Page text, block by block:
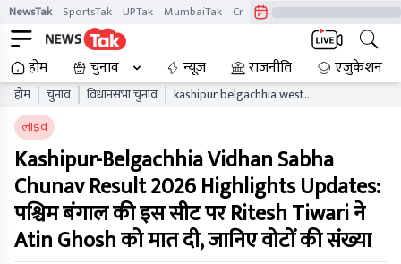
NewsTak SportsTak UPTak MumbaiTak CrimeTak
होम चुनाव न्यूज़ राजनीति एजुकेशन
होम चुनाव विधानसभा चुनाव
kashipur belgachhia west
wbaelb
लाइव
Kashipur-Belgachhia Vidhan Sabha
Chunav Result 2026 Highlights Updates:
पश्चिम बंगाल की इस सीट पर Ritesh Tiwari ने
Atin Ghosh को मात दी, जानिए वोटों की संख्या